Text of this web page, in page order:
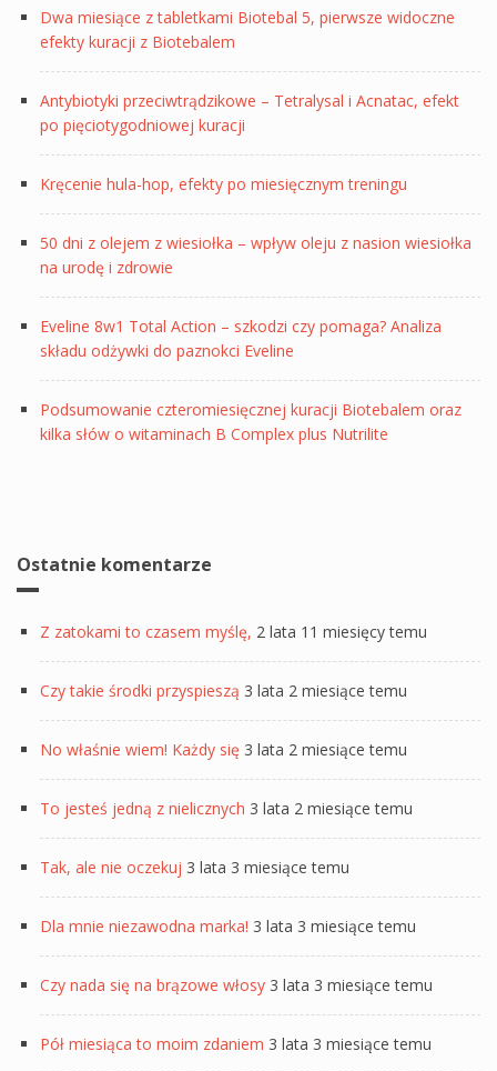
Dwa miesiące z tabletkami Biotebal 5, pierwsze widoczne
efekty kuracji z Biotebalem
Antybiotyki przeciwtrądzikowe – Tetralysal i Acnatac, efekt
po pięciotygodniowej kuracji
Kręcenie hula-hop, efekty po miesięcznym treningu
50 dni z olejem z wiesiołka – wpływ oleju z nasion wiesiołka
na urodę i zdrowie
Eveline 8w1 Total Action – szkodzi czy pomaga? Analiza
składu odżywki do paznokci Eveline
Podsumowanie czteromiesięcznej kuracji Biotebalem oraz
kilka słów o witaminach B Complex plus Nutrilite
Ostatnie komentarze
Z zatokami to czasem myślę, 2 lata 11 miesięcy temu
Czy takie środki przyspieszą 3 lata 2 miesiące temu
No właśnie wiem! Każdy się 3 lata 2 miesiące temu
To jesteś jedną z nielicznych 3 lata 2 miesiące temu
Tak, ale nie oczekuj 3 lata 3 miesiące temu
Dla mnie niezawodna marka! 3 lata 3 miesiące temu
Czy nada się na brązowe włosy 3 lata 3 miesiące temu
Pół miesiąca to moim zdaniem 3 lata 3 miesiące temu